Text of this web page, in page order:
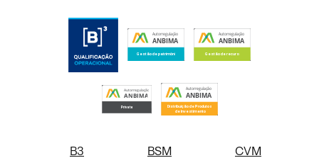
B3 BSM
CVM